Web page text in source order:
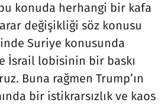
konuda herhangi bir kafa
değişikliği söz konusu
Suriye konusunda
İsrail lobisinin bir baskı
Buna rağmen Trump’ın
bir istikrarsızlık ve kaos